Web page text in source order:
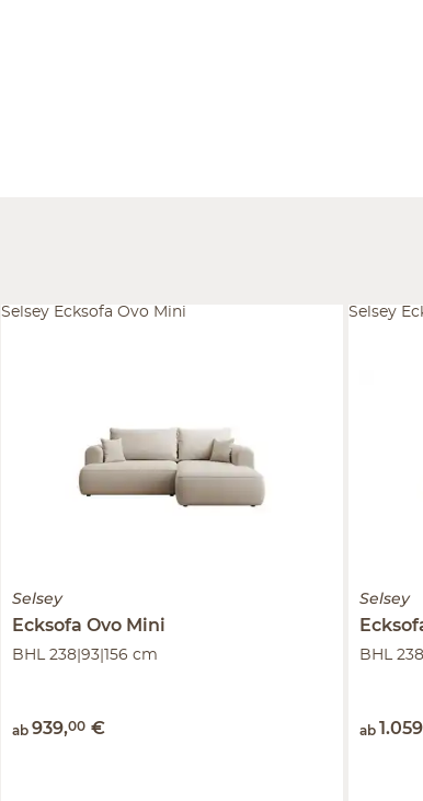
Selsey
Ecksofa Ovo Mini
BHL 238|93|156 cm
ab 939,00 €
Selsey Ecksofa Ovo Mini
Selsey
BHL
ab 1.059
Selsey